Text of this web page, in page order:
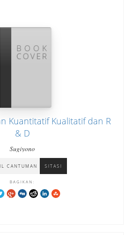
Kuantitatif Kualitatif dan R
& D
Sugiyono
CANTUMAN SITASI
BAGIKAN: